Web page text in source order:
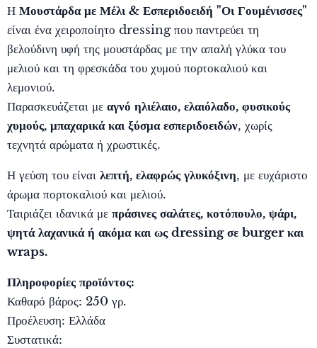
Η Μουστάρδα με Μέλι & Εσπεριδοειδή "Οι Γουμένισσες"
είναι ένα χειροποίητο dressing που παντρεύει τη
βελούδινη υφή της μουστάρδας με την απαλή γλύκα του
μελιού και τη φρεσκάδα του χυμού πορτοκαλιού και
λεμονιού.
Παρασκευάζεται με αγνό ηλιέλαιο, ελαιόλαδο, φυσικούς
χυμούς, μπαχαρικά και ξύσμα εσπεριδοειδών, χωρίς
τεχνητά αρώματα ή χρωστικές.
Η γεύση του είναι λεπτή, ελαφρώς γλυκόξινη, με ευχάριστο
άρωμα πορτοκαλιού και μελιού.
Ταιριάζει ιδανικά με πράσινες σαλάτες, κοτόπουλο, ψάρι,
ψητά λαχανικά ή ακόμα και ως dressing σε burger και
wraps.
Πληροφορίες προϊόντος:
Καθαρό βάρος: 250 γρ.
Προέλευση: Ελλάδα
Συστατικά: